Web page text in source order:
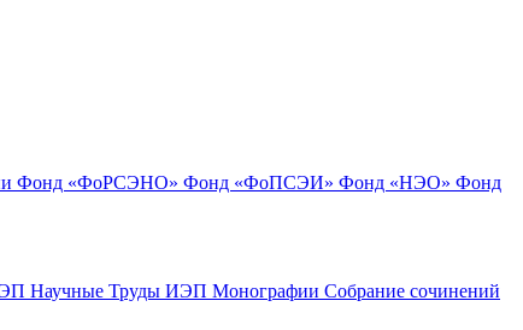
Фонд «ФоРСЭНО» Фонд «ФоПСЭИ» Фонд «НЭО» Фонд
Научные Труды ИЭП Монографии Собрание сочинений